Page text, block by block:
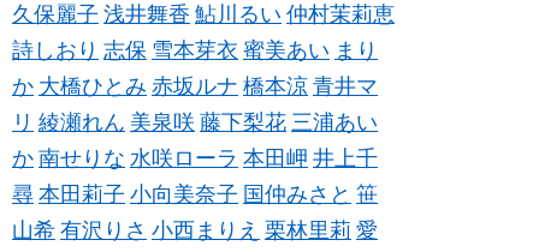
久保麗子 浅井舞香 鮎川るい 仲村茉莉恵
詩しおり 志保 雪本芽衣 蜜美あい まり
か 大橋ひとみ 赤坂ルナ 橋本涼 青井マ
リ 綾瀬れん 美泉咲 藤下梨花 三浦あい
か 南せりな 水咲ローラ 本田岬 井上千
尋 本田莉子 小向美奈子 国仲みさと 笹
山希 有沢りさ 小西まりえ 栗林里莉 愛